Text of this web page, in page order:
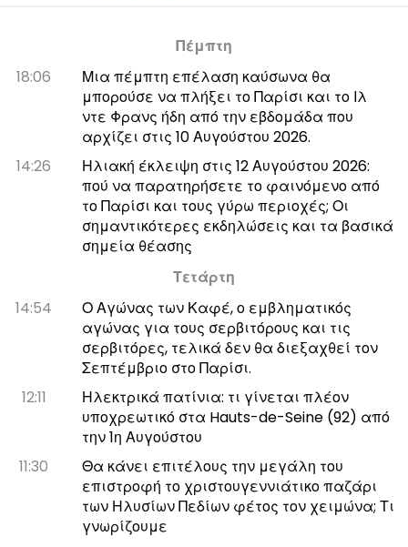
Πέμπτη
18:06
Μια πέμπτη επέλαση καύσωνα θα
μπορούσε να πλήξει το Παρίσι και το Ιλ
ντε Φρανς ήδη από την εβδομάδα που
αρχίζει στις 10 Αυγούστου 2026.
14:26
Ηλιακή έκλειψη στις 12 Αυγούστου 2026:
πού να παρατηρήσετε το φαινόμενο από
το Παρίσι και τους γύρω περιοχές; Οι
σημαντικότερες εκδηλώσεις και τα βασικά
σημεία θέασης
Τετάρτη
14:54
Ο Αγώνας των Καφέ, ο εμβληματικός
αγώνας για τους σερβιτόρους και τις
σερβιτόρες, τελικά δεν θα διεξαχθεί τον
Σεπτέμβριο στο Παρίσι.
12:11
Ηλεκτρικά πατίνια: τι γίνεται πλέον
υποχρεωτικό στα Hauts-de-Seine (92) από
την 1η Αυγούστου
11:30
Θα κάνει επιτέλους την μεγάλη του
επιστροφή το χριστουγεννιάτικο παζάρι
των Ηλυσίων Πεδίων φέτος τον χειμώνα; Τι
γνωρίζουμε